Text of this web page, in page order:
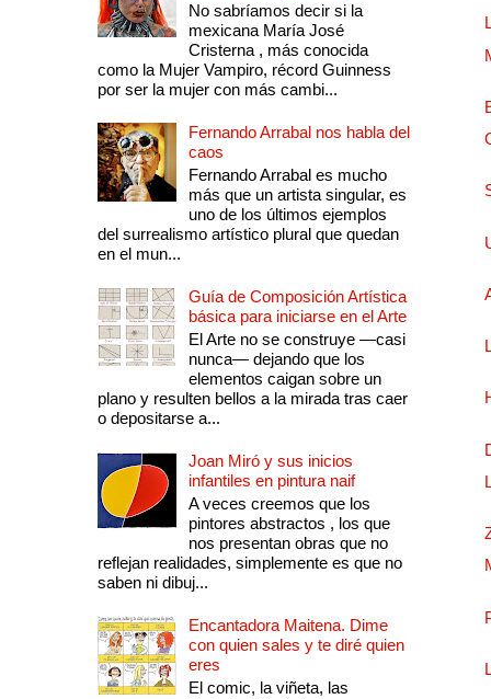
No sabríamos decir si la
mexicana María José
Cristerna , más conocida
como la Mujer Vampiro, récord Guinness
por ser la mujer con más cambi...
Fernando Arrabal nos habla del
caos
Fernando Arrabal es mucho
más que un artista singular, es
uno de los últimos ejemplos
del surrealismo artístico plural que quedan
en el mun...
Guía de Composición Artística
básica para iniciarse en el Arte
El Arte no se construye —casi
nunca— dejando que los
elementos caigan sobre un
plano y resulten bellos a la mirada tras caer
o depositarse a...
Joan Miró y sus inicios
infantiles en pintura naif
A veces creemos que los
pintores abstractos , los que
nos presentan obras que no
reflejan realidades, simplemente es que no
saben ni dibuj...
Encantadora Maitena. Dime
con quien sales y te diré quien
eres
El comic, la viñeta, las